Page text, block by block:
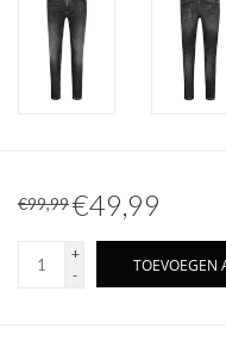
€99,99€49,99
+
-
TOEVOEGEN